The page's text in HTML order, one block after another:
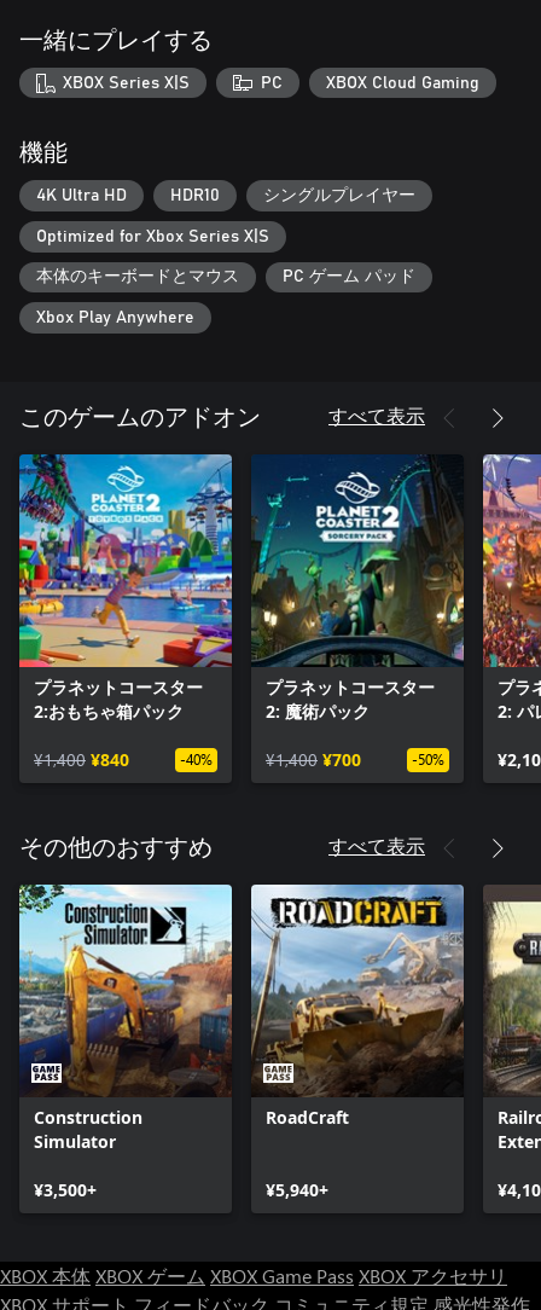
新次元のカスタマイズ: 創造力の限界に挑戦して、過去最高のコ
ースター パーク体験を生み出しましょう!抜群の使いやすさを誇
るカスタマイズ ツールで想像力を無限大に広げ、来園者をあっ
能な景観やオブジェクトを直感的に追加できます。パークを盛
り上げ、来園者に忘れられない 1 日を。
ド派手なウォーター ライドとコースター ライドを組み合わせよ
う: アトラクションを組み合わせ、スリルに飢えた来園者に究極
の体験を提供。爽快なジェットコースターやスリル満点の絶叫
系ライドをたくさん作ろう。光り輝くプールや曲がりくねった
ウォーター スライダーなど、シームレスにつながる楽園のよう
なパークをデザイン。
ールを使って、本物のテーマ パークのようなドラマチックな演
出で来園者を驚かせましょう。洗練されたグローバル イルミネ
ーションにより、圧倒的な美しさのテーマ パークを家にいなが
らにして楽しめます。
パーク運営を極めよう
成功の秘訣を見つけよう: 来園者のワクワクと、運営の予算をバ
ランスよく管理しましょう。効率的なアトラクションと適切な
娯楽でパークの評価を上げ、テーマ パークの覇者に。
お客様を大切に: パークの繁栄を目指すには、来園者の幸福度や
健康も重要です。新たなウォーターパークでは、日陰、日焼け
止め、ライフガード、更衣室など、プールの中でも外でも誰も
が最高の一日を過ごせるような設備が必要になります。
全体のニーズを俯瞰的に確認することも、詳細をじっくりと調
来園者本人とその仲間のグループがテーマ パークを楽しんでい
るかどうかなどを確認できます。
ライドの共有
みんなで創ろう: サンドボックス モードで創造力を最大限に発
揮しましょう。クロスプラットフォームの共有保存を使って、
世界中のプレイヤーと協力してパーク作りに取り組みましょう!
一緒に遊ぼう: フランチャイズ モードでフレンドと協力して最
高のテーマ パーク帝国を作り上げ、世界ランキングのトップを
一緒に遊びに行こう: 他のプレイヤーが作ったテーマ パークに
ともできます!
一緒にプレイする
XBOX Series X|S PC XBOX Cloud Gaming
機能
4K Ultra HD HDR10 シングルプレイヤー
Optimized for Xbox Series X|S
本体のキーボードとマウス PC ゲーム パッド
Xbox Play Anywhere
このゲームのアドオン すべて表示
プラネットコースター
2:おもちゃ箱パック
¥1,400 ¥840 -40%
プラネットコースター
2: 魔術パック
¥1,400 ¥700 -50%
プラ
2: パ
その他のおすすめ すべて表示
Construction
Simulator
¥3,500+
RoadCraft
¥5,940+
XBOX 本体XBOX ゲーム XBOX Game Pass XBOX アクセサリ
XBOX サポート フィードバック コミュニティ規定 感光性発作